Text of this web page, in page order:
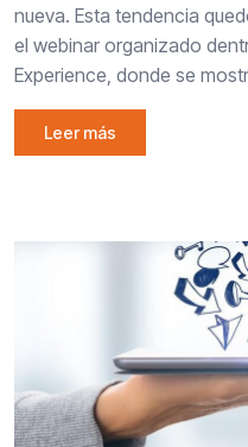
nueva. Esta tendencia
el webinar organizado
Experience, donde se
Leer más